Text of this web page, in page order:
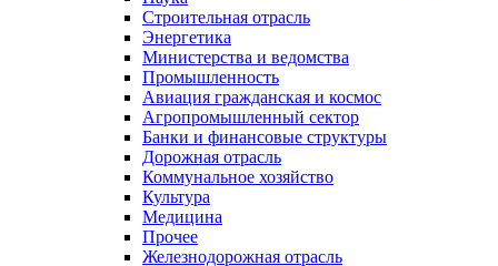
Строительная отрасль
Энергетика
Министерства и ведомства
Промышленность
Авиация гражданская и космос
Агропромышленный сектор
Банки и финансовые структуры
Дорожная отрасль
Коммунальное хозяйство
Культура
Медицина
Прочее
Железнодорожная отрасль